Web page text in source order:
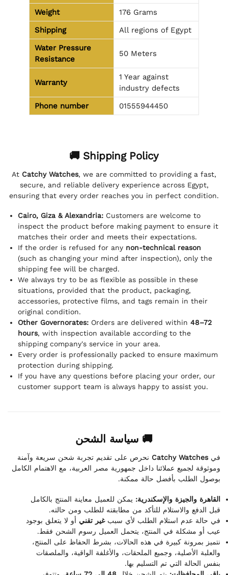
Weight
176 Grams
Shipping
All regions of Egypt
Water Pressure
Resistance
50 Meters
Warranty
1 Year against
industry defects
Phone number
01555944450
🚚 Shipping Policy
At Catchy Watches, we are committed to providing a fast,
secure, and reliable delivery experience across Egypt,
ensuring that every order reaches you in perfect condition.
Cairo, Giza & Alexandria: Customers are welcome to
inspect the product before making payment to ensure it
matches their order and meets their expectations.
If the order is refused for any non-technical reason
(such as changing your mind after inspection), only the
shipping fee will be charged.
We always try to be as flexible as possible in these
situations, provided that the product, packaging,
accessories, protective films, and tags remain in their
original condition.
Other Governorates: Orders are delivered within 48–72
hours, with inspection available according to the
shipping company's service in your area.
Every order is professionally packed to ensure maximum
protection during shipping.
If you have any questions before placing your order, our
customer support team is always happy to assist you.
🚚 سياسة الشحن
فيCatchy Watches نحرص على تقديم تجربة شحن سريعة وآمنة
وموثوقة لجميع عملائنا داخل جمهورية مصر العربية، مع الاهتمام الكامل
بوصول الطلب بأفضل حالة ممكنة.
القاهرة والجيزة والإسكندرية: يمكن للعميل معاينة المنتج بالكامل
قبل الدفع والاستلام للتأكد من مطابقته للطلب ومن حالته.
في حالة عدم استلام الطلب لأي سببغير تقني أو لا يتعلق بوجود
عيب أو مشكلة في المنتج، يتحمل العميل رسوم الشحن فقط.
نتميز بمرونة كبيرة في هذه الحالات، بشرط الحفاظ على المنتج،
والعلبة الأصلية، وجميع الملحقات، والأغلفة الواقية، والملصقات
بنفس الحالة التي تم التسليم بها.